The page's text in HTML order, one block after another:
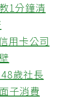
1分鐘清
用卡公司
歲社長
子消費